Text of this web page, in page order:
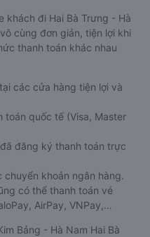
khách đi Hai Bà Trưng - Hà
cùng đơn giản, tiện lợi khi
thanh toán khác nhau
các cửa hàng tiện lợi và
toán quốc tế (Visa, Master
đăng ký thanh toán trực
khoản ngân hàng.
có thể thanh toán vé
AirPay, VNPay,…
Bảng - Hà Nam Hai Bà